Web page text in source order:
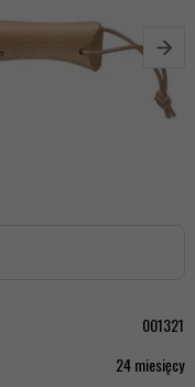
001321
24 miesięcy